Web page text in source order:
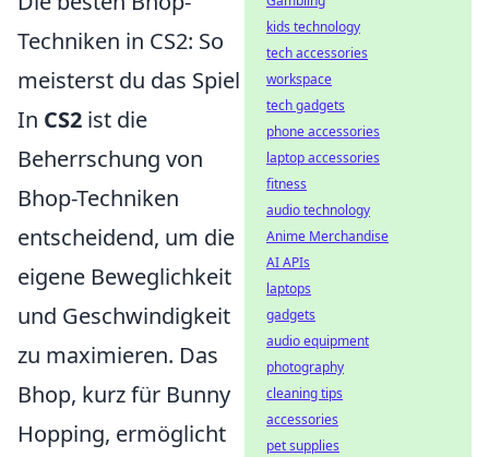
Techniken in CS2: So
meisterst du das Spiel
In CS2 ist die
Beherrschung von
Bhop-Techniken
entscheidend, um die
eigene Beweglichkeit
und Geschwindigkeit
zu maximieren. Das
Bhop, kurz für Bunny
Hopping, ermöglicht
kids technology
tech accessories
workspace
tech gadgets
phone accessories
laptop accessories
fitness
audio technology
Anime Merchandise
AI APIs
laptops
gadgets
audio equipment
photography
cleaning tips
accessories
pet supplies